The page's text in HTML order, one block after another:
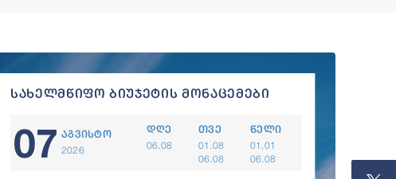
სახელმწიფო ბიუჯეტის მონაცემები
07 აგვისტო
2026
დღე
06.08
თვე
01.08
06.08
წელი
01.01
06.08